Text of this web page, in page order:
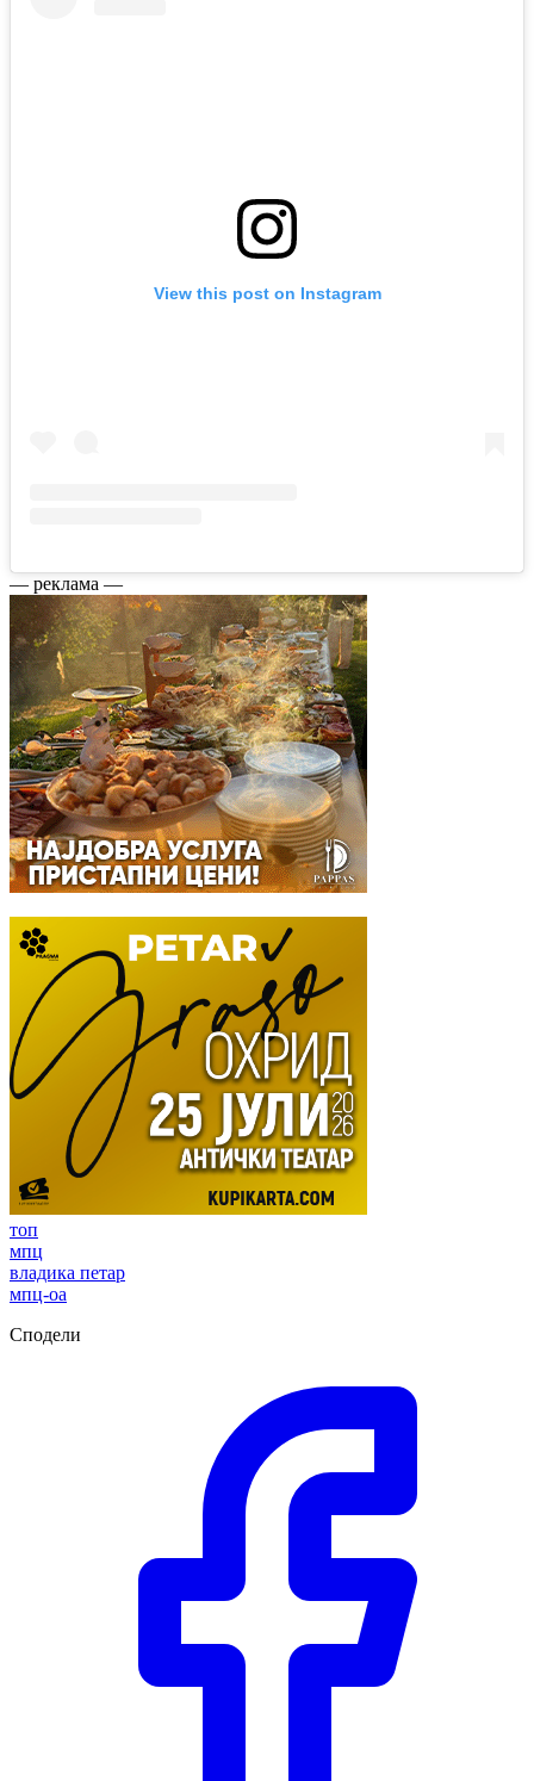
View this post on Instagram
— реклама —
топ
мпц
владика петар
мпц-оа
Сподели